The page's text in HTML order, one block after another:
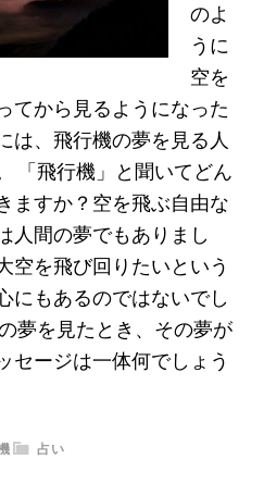
のよ
うに
空を
てから見るようになった
は、飛行機の夢を見る人
「飛行機」と聞いてどん
ますか？空を飛ぶ自由な
人間の夢でもありまし
空を飛び回りたいという
にもあるのではないでし
夢を見たとき、その夢が
セージは一体何でしょう
占い